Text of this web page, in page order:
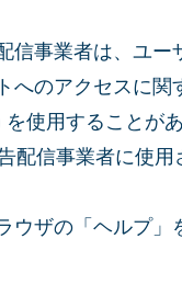
信事業者は、ユ
へのアクセスに
使用することがあ
配信事業者に使
ウザの「ヘルプ」